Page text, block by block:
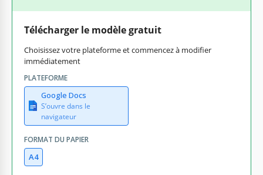
Télécharger le modèle gratuit
Choisissez votre plateforme et commencez à modifier
immédiatement
PLATEFORME
Google Docs
S’ouvre dans le
navigateur
FORMAT DU PAPIER
A4